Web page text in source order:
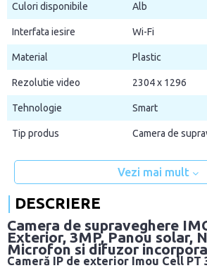
Culori disponibile Alb
Interfata iesire Wi-Fi
Material Plastic
Rezolutie video 2304 x 1296
Tehnologie Smart
Tip produs Camera de
Vezi mai mult
DESCRIERE
Camera de supraveghere
Exterior, 3MP, Panou solar,
Microfon si difuzor
Cameră IP de exterior Imou Cell PT